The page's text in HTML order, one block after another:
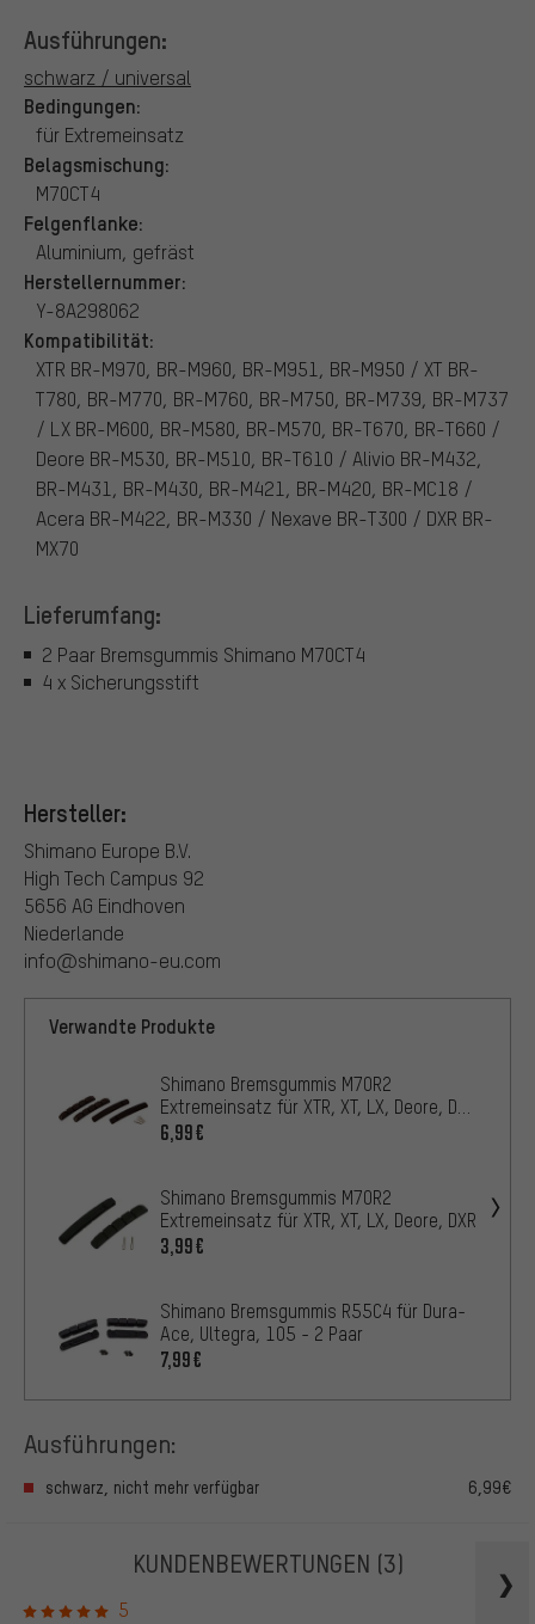
Ausführungen:
schwarz / universal
Bedingungen:
für Extremeinsatz
Belagsmischung:
M70CT4
Felgenflanke:
Aluminium, gefräst
Herstellernummer:
Y-8A298062
Kompatibilität:
XTR BR-M970, BR-M960, BR-M951, BR-M950 / XT BR-
T780, BR-M770, BR-M760, BR-M750, BR-M739, BR-M737
/ LX BR-M600, BR-M580, BR-M570, BR-T670, BR-T660 /
Deore BR-M530, BR-M510, BR-T610 / Alivio BR-M432,
BR-M431, BR-M430, BR-M421, BR-M420, BR-MC18 /
Acera BR-M422, BR-M330 / Nexave BR-T300 / DXR BR-
MX70
Lieferumfang:
2 Paar Bremsgummis Shimano M70CT4
4 x Sicherungsstift
Hersteller:
Shimano Europe B.V.
High Tech Campus 92
5656 AG Eindhoven
Niederlande
info@shimano-eu.com
Verwandte Produkte
Shimano Bremsgummis M70R2
Extremeinsatz für XTR, XT, LX, Deore, DXR
- 2 Paar
6,99€
Shimano Bremsgummis M70R2
Extremeinsatz für XTR, XT, LX, Deore, DXR
3,99€
Shimano Bremsgummis R55C4 für Dura-
Ace, Ultegra, 105 - 2 Paar
7,99€
Ausführungen:
schwarz, nicht mehr verfügbar 6,99€
KUNDENBEWERTUNGEN (3)
5